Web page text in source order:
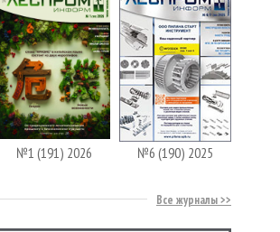
№1 (191) 2026 №6 (190) 2025
Все журналы